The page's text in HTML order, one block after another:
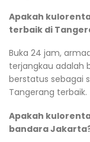
Apakah
terbaik di
Buka 24 jam,
terjangkau adalah
berstatus sebagai
Tangerang terbaik.
Apakah
bandara